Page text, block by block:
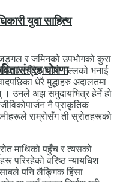
युवा साहित्य
घोषणा
र जमिनको उपभोगको कुरा
रहँदै आएको मल्लको भनाई
धेरै मुद्धाहरु अदालतमा
। उनले अझ समुदायभित्र हेर्ने हो
नै प्राकृतिक
राम्रोसँग ती स्रोतहरूको
माथिको पहुँच र त्यसको
परिरहेको वरिष्ठ न्यायधिश
पनि लैङ्गिक हिंसा